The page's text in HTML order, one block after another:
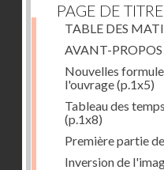
PAGE DE TITRE
TABLE DES
AVANT-PROPOS
Nouvelles
l'ouvrage(p.1x5)
Tableau des
(p.1x8)
Première partie
Inversion de